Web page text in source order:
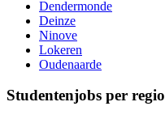
Dendermonde
Deinze
Ninove
Lokeren
Oudenaarde
Studentenjobs per regio